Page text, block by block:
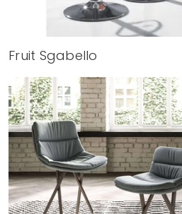
Fruit Sgabello